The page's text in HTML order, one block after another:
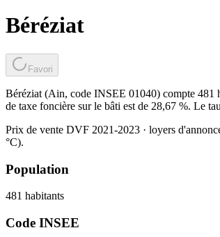
Béréziat
Favori
Béréziat (Ain, code INSEE 01040) compte 481
de taxe foncière sur le bâti est de 28,67 %. Le
Prix de vente DVF 2021-2023 · loyers
°C).
Population
481 habitants
Code INSEE